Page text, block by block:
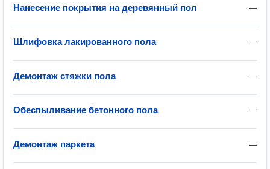
—
Нанесение покрытия на деревянный пол
—
Шлифовка лакированного пола
—
Демонтаж стяжки пола
—
Обеспыливание бетонного пола
—
Демонтаж паркета